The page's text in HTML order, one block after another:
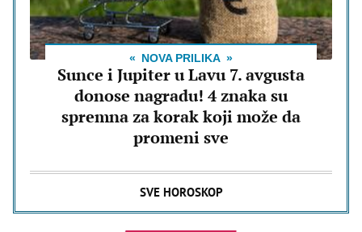
NOVA PRILIKA
Sunce i Jupiter u Lavu 7. avgusta
donose nagradu! 4 znaka su
spremna za korak koji može da
promeni sve
SVE HOROSKOP